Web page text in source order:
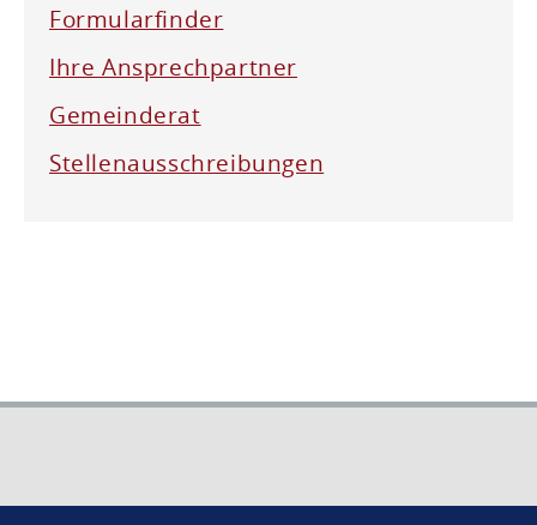
Formularfinder
Ihre Ansprechpartner
Gemeinderat
Stellenausschreibungen